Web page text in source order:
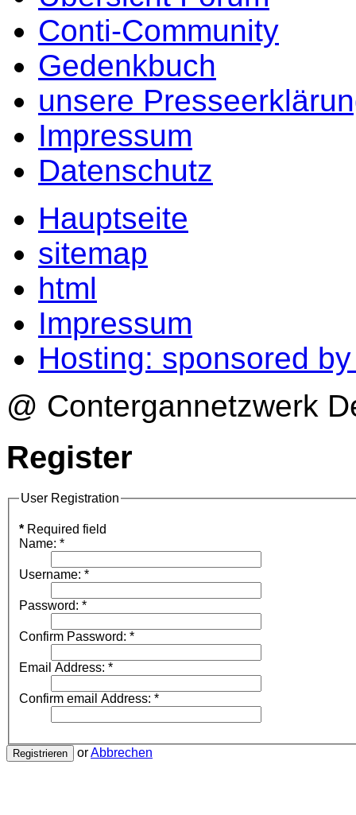
Conti-Community
Gedenkbuch
unsere
Impressum
Datenschutz
Hauptseite
sitemap
html
Impressum
Hosting: sponsored
@ Contergannetzwerk
Register
User Registration
* Required field
Name: *
Username: *
Password: *
Confirm Password: *
Email Address: *
Confirm email Address: *
Registrieren orAbbrechen